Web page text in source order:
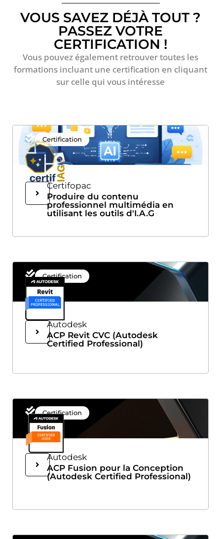
VOUS SAVEZ DÉJÀ TOUT ?
PASSEZ VOTRE
CERTIFICATION !
Vous pouvez également retrouver toutes les
formations incluant une certification en cliquant
sur celle qui vous intéresse
Certification
Certifopac
Produire du contenu
professionnel multimédia en
utilisant les outils d'I.A.G
Certification
Autodesk
ACP Revit CVC (Autodesk
Certified Professional)
Certification
Autodesk
ACP Fusion pour la Conception
(Autodesk Certified Professional)